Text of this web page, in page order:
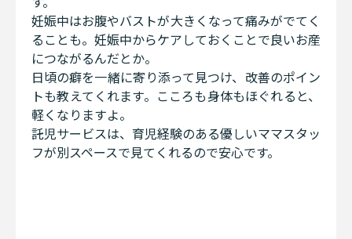
妊娠中はお腹やバストが大きくなって痛みがでてく
ることも。妊娠中からケアしておくことで良いお産
につながるんだとか。
日頃の癖を一緒に寄り添って見つけ、改善のポイン
トも教えてくれます。こころも身体もほぐれると、
軽くなりますよ。
託児サービスは、育児経験のある優しいママスタッ
フが別スペースで見てくれるので安心です。